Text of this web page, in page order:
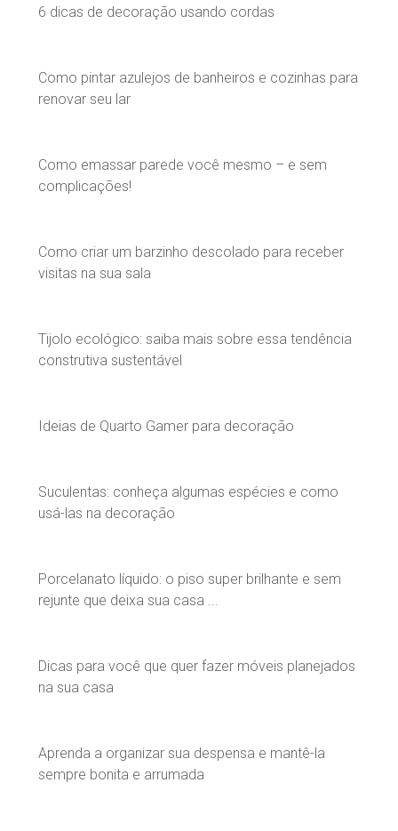
6 dicas de decoração usando cordas
Como pintar azulejos de banheiros e cozinhas para
renovar seu lar
Como emassar parede você mesmo – e sem
complicações!
Como criar um barzinho descolado para receber
visitas na sua sala
Tijolo ecológico: saiba mais sobre essa tendência
construtiva sustentável
Ideias de Quarto Gamer para decoração
Suculentas: conheça algumas espécies e como
usá-las na decoração
Porcelanato líquido: o piso super brilhante e sem
rejunte que deixa sua casa ...
Dicas para você que quer fazer móveis planejados
na sua casa
Aprenda a organizar sua despensa e mantê-la
sempre bonita e arrumada